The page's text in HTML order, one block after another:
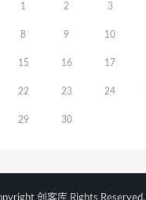
1 2 3
8 9 10
15 16 17
22 23 24
29 30